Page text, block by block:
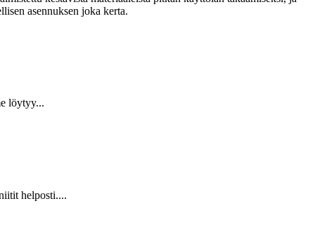
asennuksen joka kerta.
löytyy...
helposti....